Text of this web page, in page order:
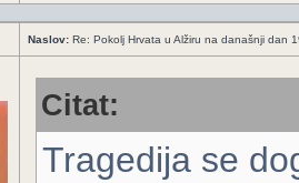
Naslov: Re: Pokolj Hrvata u Alžiru na današnji dan
Citat:
Tragedija se